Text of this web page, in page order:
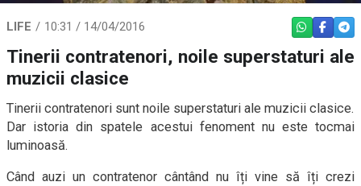
LIFE 10:31 / 14/04/2016 WHATSAPP
Tinerii contratenori, noile superstaturi ale
muzicii clasice
Tinerii contratenori sunt noile superstaturi ale muzicii clasice.
Dar istoria din spatele acestui fenoment nu este tocmai
luminoasă.
Când auzi un contratenor cântând nu îți vine să îți crezi